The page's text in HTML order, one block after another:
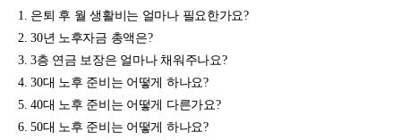
은퇴 후 월 생활비는 얼마나 필요한가요?
30년 노후자금 총액은?
3층 연금 보장은 얼마나 채워주나요?
30대 노후 준비는 어떻게 하나요?
40대 노후 준비는 어떻게 다른가요?
50대 노후 준비는 어떻게 하나요?